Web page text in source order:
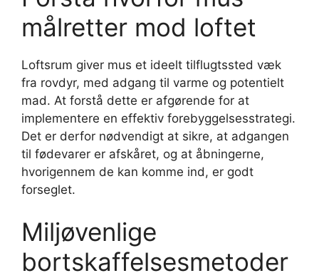
målretter mod loftet
Loftsrum giver mus et ideelt tilflugtssted væk
fra rovdyr, med adgang til varme og potentielt
mad. At forstå dette er afgørende for at
implementere en effektiv forebyggelsesstrategi.
Det er derfor nødvendigt at sikre, at adgangen
til fødevarer er afskåret, og at åbningerne,
hvorigennem de kan komme ind, er godt
forseglet.
Miljøvenlige
bortskaffelsesmetoder